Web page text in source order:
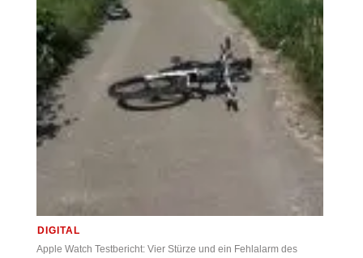
DIGITAL
Apple Watch Testbericht: Vier Stürze und ein Fehlalarm des